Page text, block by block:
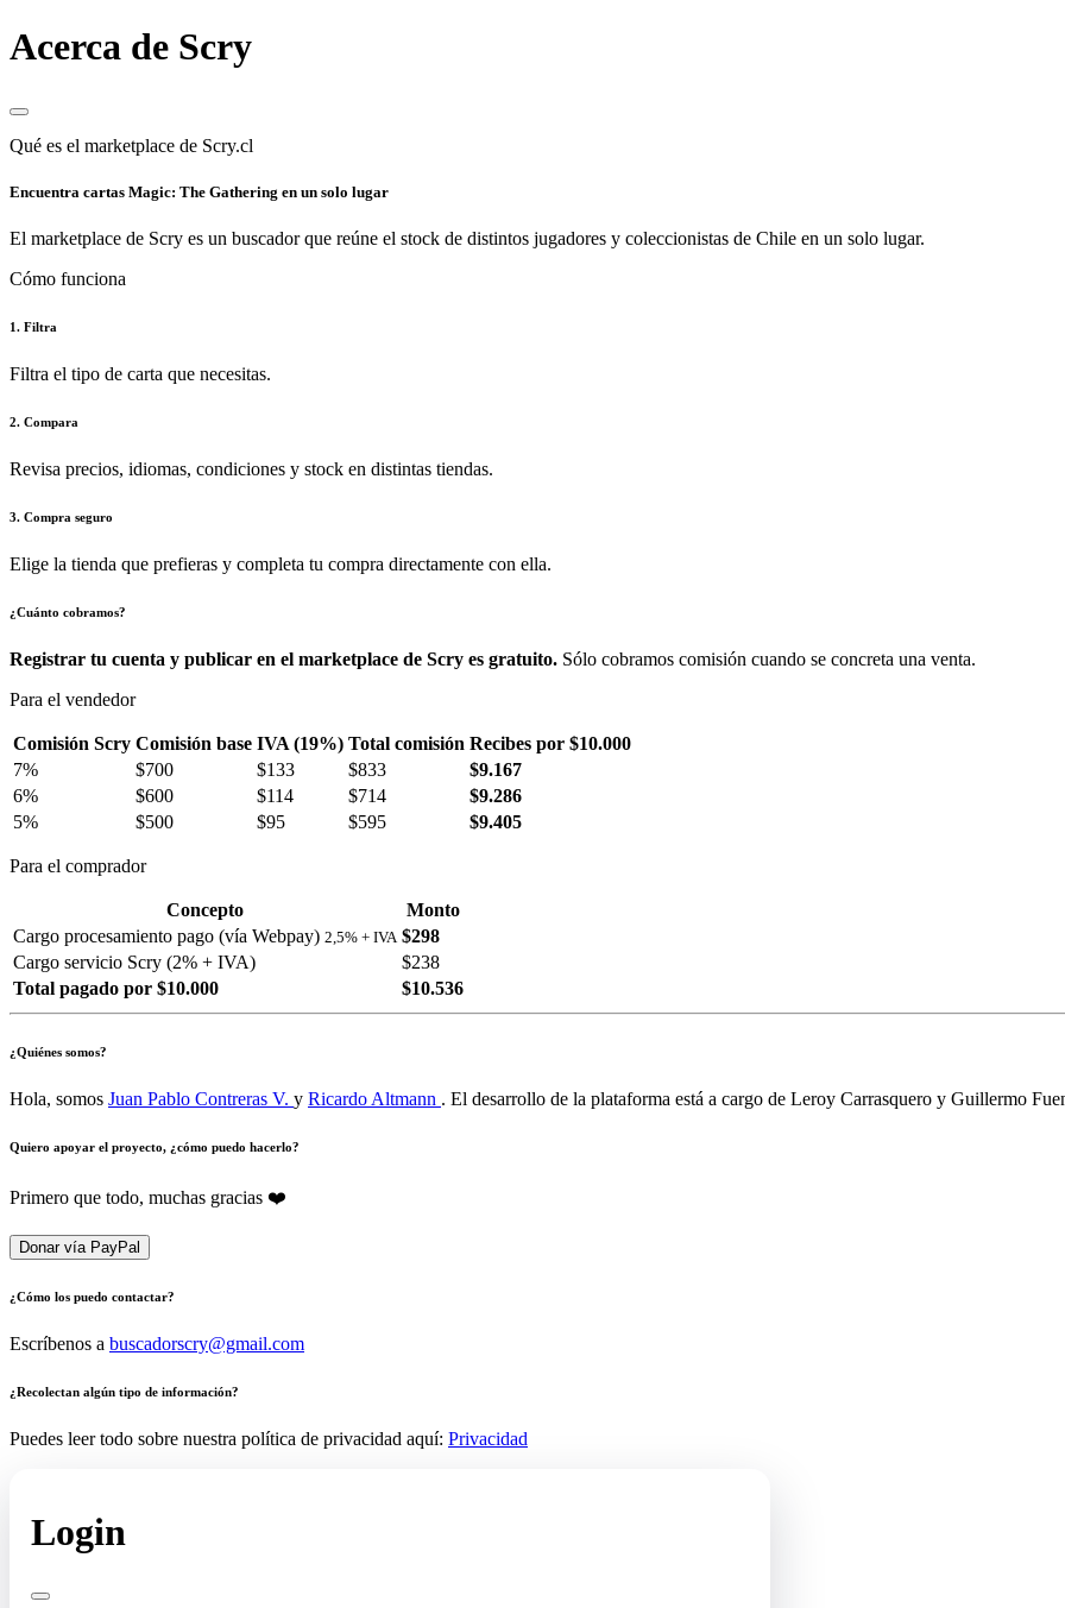
Acerca de Scry
Qué es el marketplace de Scry.cl
Encuentra cartas Magic: The Gathering en un solo lugar
El marketplace de Scry es un buscador que reúne el stock de distintos jugadores y coleccionistas de Chile en un solo lugar.
Cómo funciona
1. Filtra
Filtra el tipo de carta que necesitas.
2. Compara
Revisa precios, idiomas, condiciones y stock en distintas tiendas.
3. Compra seguro
Elige la tienda que prefieras y completa tu compra directamente con ella.
¿Cuánto cobramos?
Registrar tu cuenta y publicar en el marketplace de Scry es gratuito. Sólo cobramos comisión cuando se concreta una venta.
Para el vendedor
Comisión Scry Comisión base IVA (19%) Total comisión Recibes por $10.000
7%
$700 $133 $833
$9.167
6%
$600 $114 $714
$9.286
5%
$500 $95 $595 $9.405
Para el comprador
Concepto
Monto
Cargo procesamiento pago (vía Webpay) 2,5% + IVA $298
Cargo servicio Scry (2% + IVA)
$238
Total pagado por $10.000
$10.536
¿Quiénes somos?
Hola, somos Juan Pablo Contreras V. y Ricardo Altmann . El desarrollo de la plataforma está a cargo de Leroy Carrasquero y Guillermo
Quiero apoyar el proyecto, ¿cómo puedo hacerlo?
Primero que todo, muchas gracias ❤️
Donar vía PayPal
¿Cómo los puedo contactar?
Escríbenos a buscadorscry@gmail.com
¿Recolectan algún tipo de información?
Puedes leer todo sobre nuestra política de privacidad aquí: Privacidad
Login